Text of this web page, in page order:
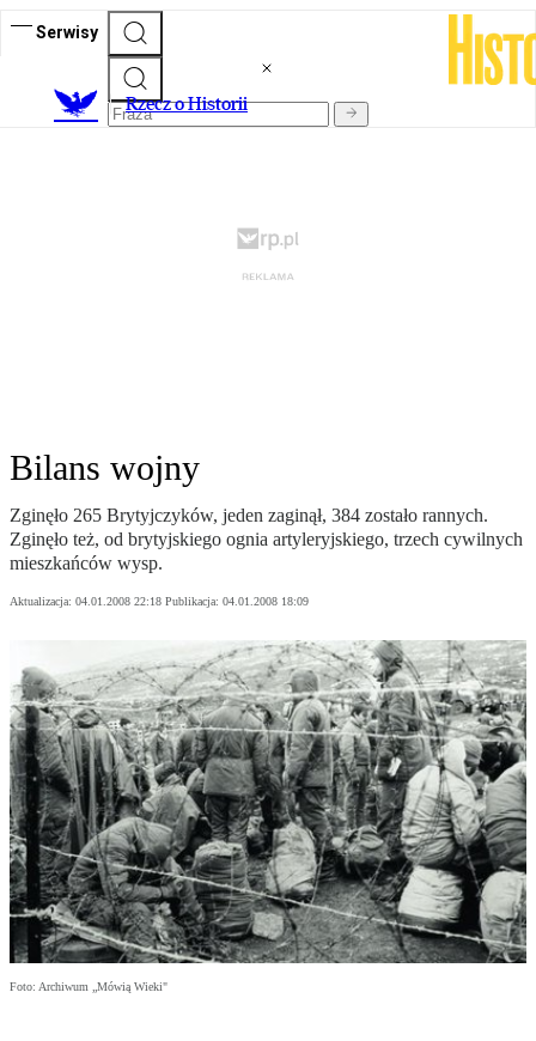
Serwisy
Rzecz o Historii
Bilans wojny
Zginęło 265 Brytyjczyków, jeden zaginął, 384 zostało rannych.
Zginęło też, od brytyjskiego ognia artyleryjskiego, trzech cywilnych
mieszkańców wysp.
Aktualizacja: 04.01.2008 22:18 Publikacja: 04.01.2008 18:09
Foto: Archiwum „Mówią Wieki"